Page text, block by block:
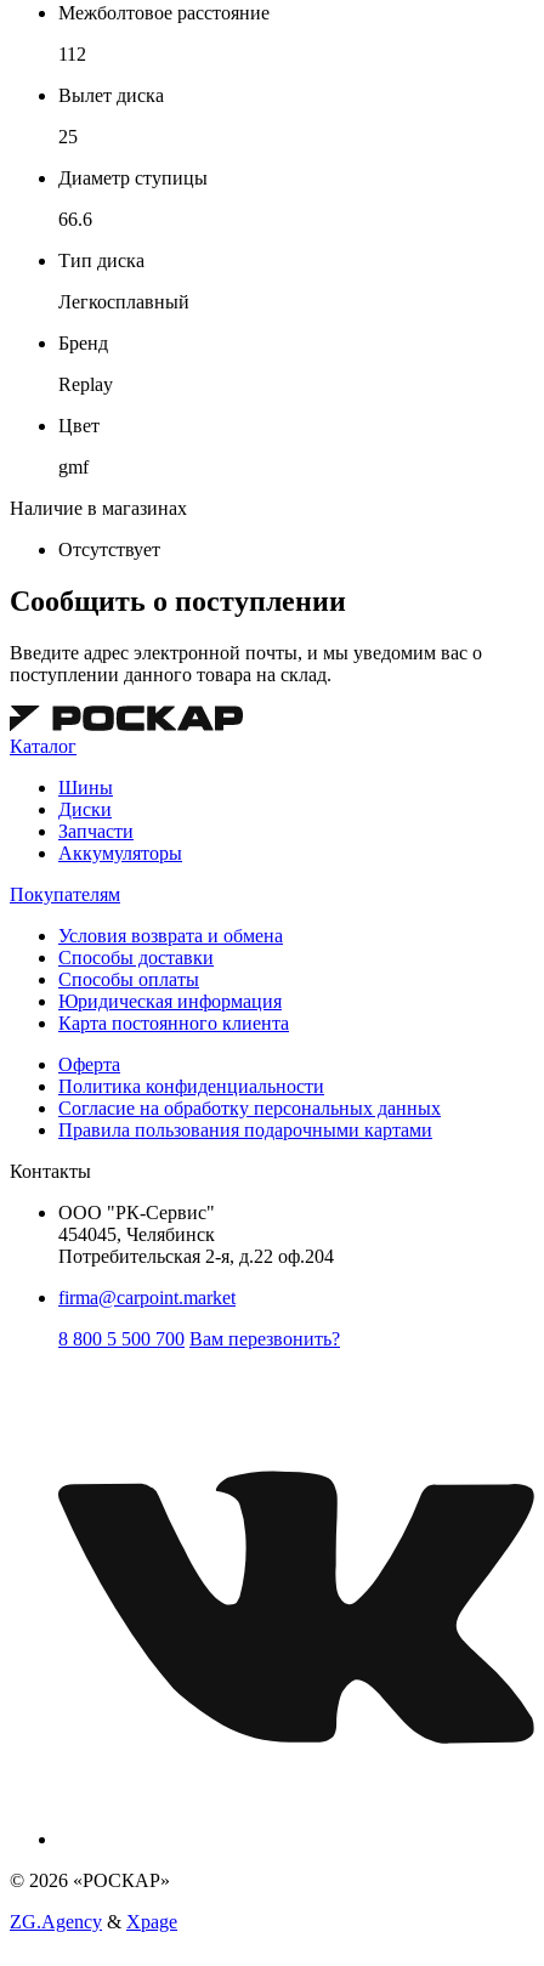
Межболтовое расстояние
112
Вылет диска
25
Диаметр ступицы
66.6
Тип диска
Легкосплавный
Бренд
Replay
Цвет
gmf
Наличие в магазинах
Отсутствует
Сообщить о поступлении
Введите адрес электронной почты, и мы уведомим вас о
поступлении данного товара на склад.
Каталог
Шины
Диски
Запчасти
Аккумуляторы
Покупателям
Условия возврата и обмена
Способы доставки
Способы оплаты
Юридическая информация
Карта постоянного клиента
Оферта
Политика конфиденциальности
Согласие на обработку персональных данных
Правила пользования подарочными картами
Контакты
ООО "РК-Сервис"
454045, Челябинск
Потребительская 2-я, д.22 оф.204
firma@carpoint.market
8 800 5 500 700 Вам перезвонить?
© 2026 «РОСКАР»
ZG.Agency & Xpage